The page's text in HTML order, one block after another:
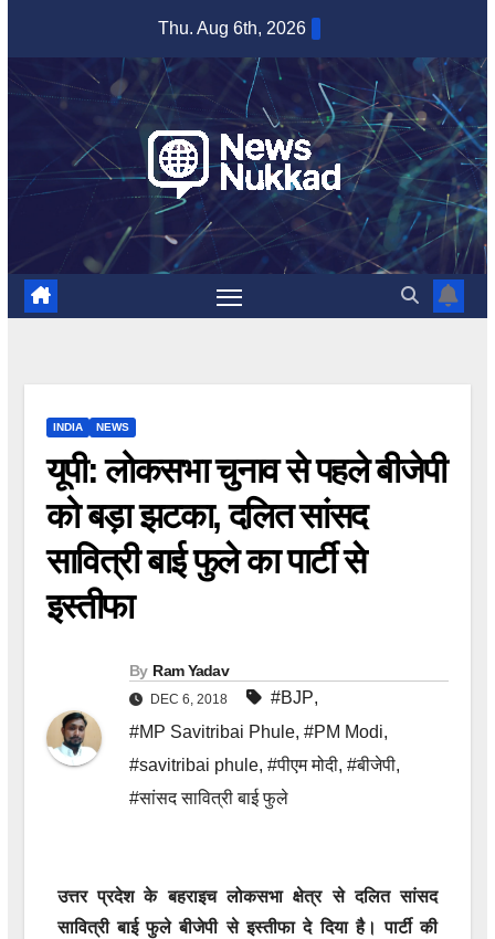
content
Thu. Aug 6th, 2026
INDIA NEWS
यूपी: लोकसभा चुनाव से पहले बीजेपी
को बड़ा झटका, दलित सांसद
सावित्री बाई फुले का पार्टी से
इस्तीफा
By Ram Yadav
DEC 6, 2018 #BJP,
#MP Savitribai Phule, #PM Modi,
#savitribai phule, #पीएम मोदी, #बीजेपी,
#सांसद सावित्री बाई फुले
उत्तर प्रदेश के बहराइच लोकसभा क्षेत्र से दलित सांसद
सावित्री बाई फुले बीजेपी से इस्तीफा दे दिया है। पार्टी की